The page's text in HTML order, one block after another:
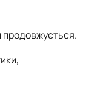
продовжується.